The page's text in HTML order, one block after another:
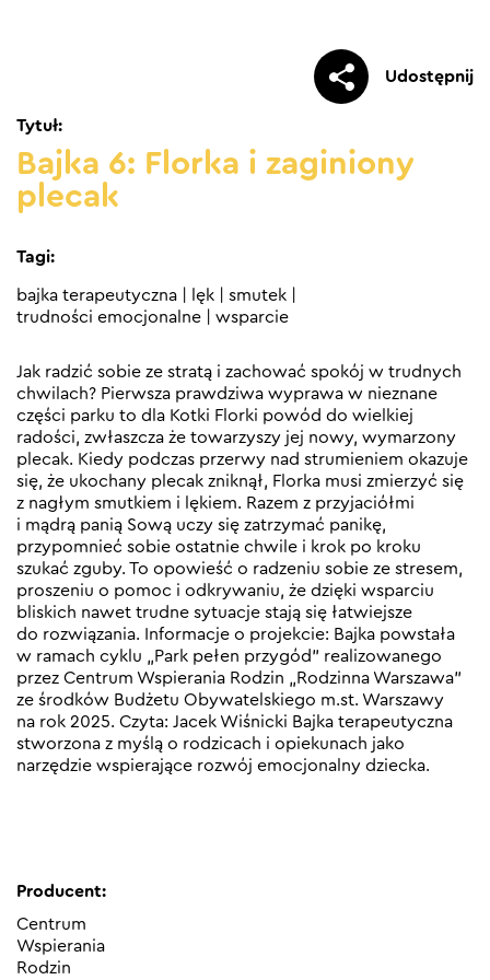
Udostępnij
Bajka 6: Florka i zaginiony
plecak
Tytuł:
Tagi:
bajka terapeutyczna lęk smutek
trudności emocjonalne
wsparcie
Jak radzić sobie ze stratą i zachować spokój w trudnych
chwilach? Pierwsza prawdziwa wyprawa w nieznane
części parku to dla Kotki Florki powód do wielkiej
radości, zwłaszcza że towarzyszy jej nowy, wymarzony
plecak. Kiedy podczas przerwy nad strumieniem okazuje
się, że ukochany plecak zniknął, Florka musi zmierzyć się
z nagłym smutkiem i lękiem. Razem z przyjaciółmi
i mądrą panią Sową uczy się zatrzymać panikę,
przypomnieć sobie ostatnie chwile i krok po kroku
szukać zguby. To opowieść o radzeniu sobie ze stresem,
proszeniu o pomoc i odkrywaniu, że dzięki wsparciu
bliskich nawet trudne sytuacje stają się łatwiejsze
do rozwiązania. Informacje o projekcie: Bajka powstała
w ramach cyklu „Park pełen przygód” realizowanego
przez Centrum Wspierania Rodzin „Rodzinna Warszawa”
ze środków Budżetu Obywatelskiego m.st. Warszawy
na rok 2025. Czyta: Jacek Wiśnicki Bajka terapeutyczna
stworzona z myślą o rodzicach i opiekunach jako
narzędzie wspierające rozwój emocjonalny dziecka.
Producent:
Centrum
Wspierania
Rodzin